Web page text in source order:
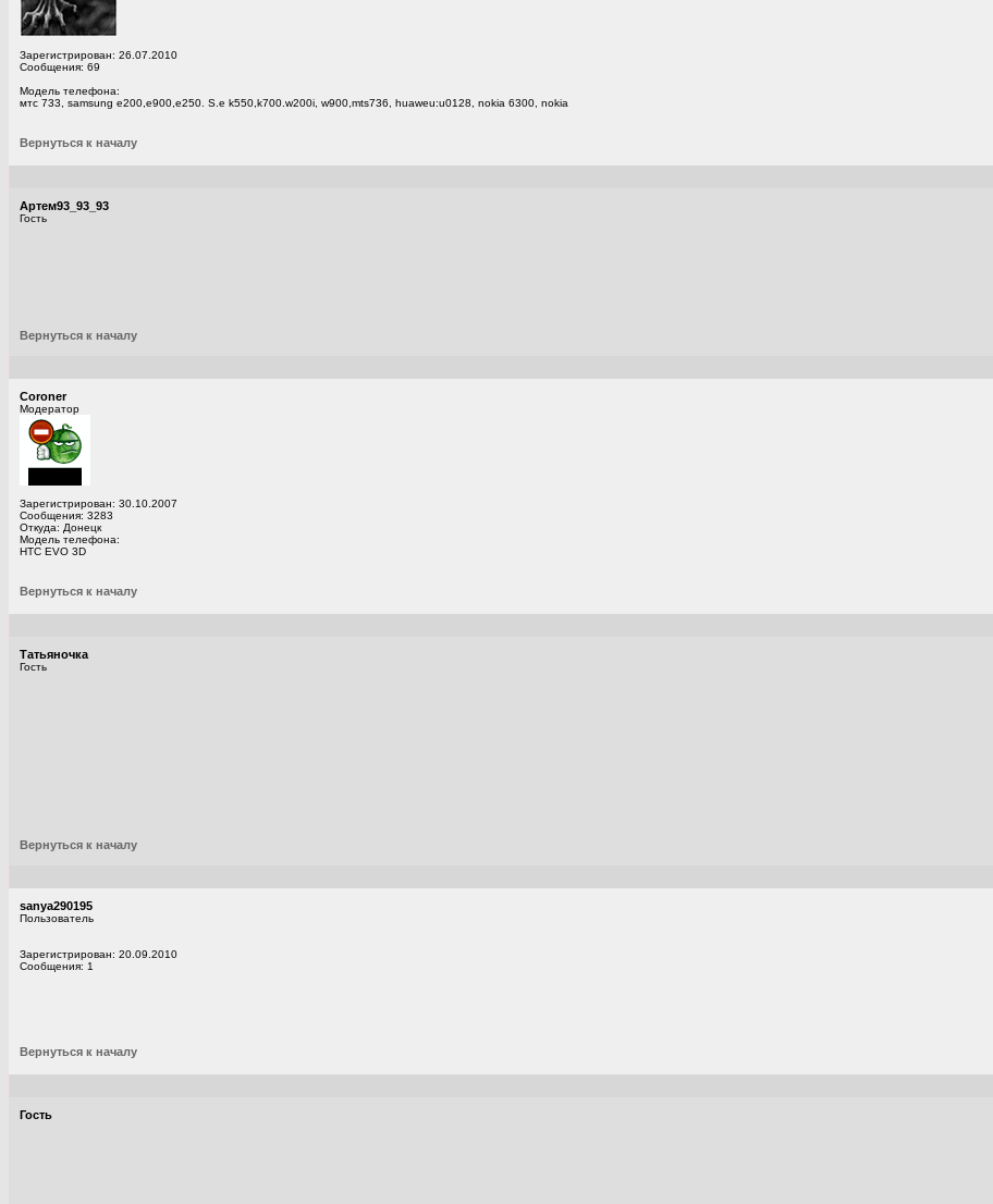
Зарегистрирован: 26.07.2010
Сообщения: 69
Модель телефона:
мтс 733, samsung e200,e900,e250. S.e k550,k700.w200i, w900,mts736, huaweu:u0128, nokia 6300, nokia
Вернуться к началу
Артем93_93_93
Гость
Вернуться к началу
Coroner
Модератор
Зарегистрирован: 30.10.2007
Сообщения: 3283
Откуда: Донецк
Модель телефона:
HTC EVO 3D
Вернуться к началу
Татьяночка
Гость
Вернуться к началу
sanya290195
Пользователь
Зарегистрирован: 20.09.2010
Сообщения: 1
Вернуться к началу
Гость